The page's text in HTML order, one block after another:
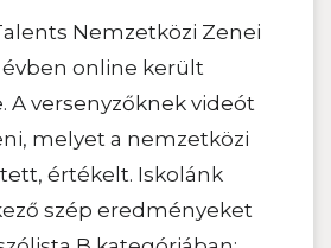
Nemzetközi Zenei
évben online került
A versenyzőknek videót
melyet a nemzetközi
értékelt. Iskolánk
szép eredményeket